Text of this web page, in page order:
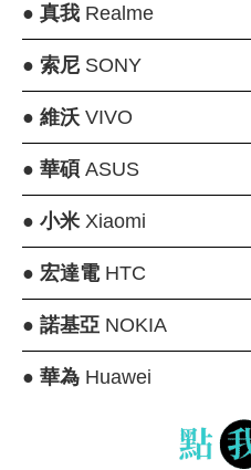
● 真我Realme
● 索尼SONY
● 維沃VIVO
● 華碩ASUS
● 小米Xiaomi
● 宏達電HTC
● 諾基亞NOKIA
● 華為Huawei